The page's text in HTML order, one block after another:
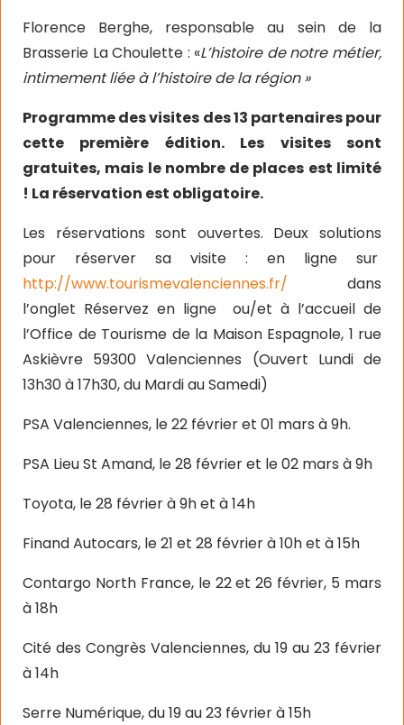
Florence Berghe, responsable au sein de la
Brasserie La Choulette : «L’histoire de notre métier,
intimement liée à l’histoire de la région »
Programme des visites des 13 partenaires pour
cette première édition. Les visites sont
gratuites, mais le nombre de places est limité
! La réservation est obligatoire.
Les réservations sont ouvertes. Deux solutions
pour réserver sa visite : en ligne sur
http://www.tourismevalenciennes.fr/ dans
l’onglet Réservez en ligne ou/et à l’accueil de
l’Office de Tourisme de la Maison Espagnole, 1 rue
Askièvre 59300 Valenciennes (Ouvert Lundi de
13h30 à 17h30, du Mardi au Samedi)
PSA Valenciennes, le 22 février et 01 mars à 9h.
PSA Lieu St Amand, le 28 février et le 02 mars à 9h
Toyota, le 28 février à 9h et à 14h
Finand Autocars, le 21 et 28 février à 10h et à 15h
Contargo North France, le 22 et 26 février, 5 mars
à 18h
Cité des Congrès Valenciennes, du 19 au 23 février
à 14h
Serre Numérique, du 19 au 23 février à 15h